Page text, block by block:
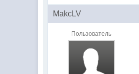
MakcLV
Пользователь